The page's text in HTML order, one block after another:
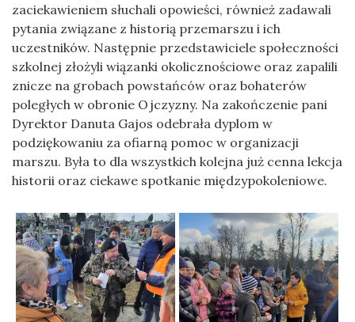
zaciekawieniem słuchali opowieści, również zadawali
pytania związane z historią przemarszu i ich
uczestników. Następnie przedstawiciele społeczności
szkolnej złożyli wiązanki okolicznościowe oraz zapalili
znicze na grobach powstańców oraz bohaterów
poległych w obronie Ojczyzny. Na zakończenie pani
Dyrektor Danuta Gajos odebrała dyplom w
podziękowaniu za ofiarną pomoc w organizacji
marszu. Była to dla wszystkich kolejna już cenna lekcja
historii oraz ciekawe spotkanie międzypokoleniowe.